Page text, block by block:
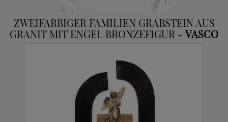
ZWEIFARBIGER FAMILIEN GRABSTEIN AUS
GRANIT MIT ENGEL BRONZEFIGUR - VASCO